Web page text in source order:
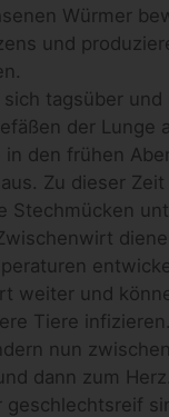
Würmer
und
tagsüber und
der Lunge
in den frühen
Zu dieser
Stechmücken
weiter und
Tiere infizieren.
nun
dann zum Herz.
geschlechtsreif